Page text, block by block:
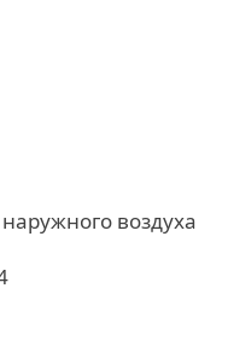
воздуха